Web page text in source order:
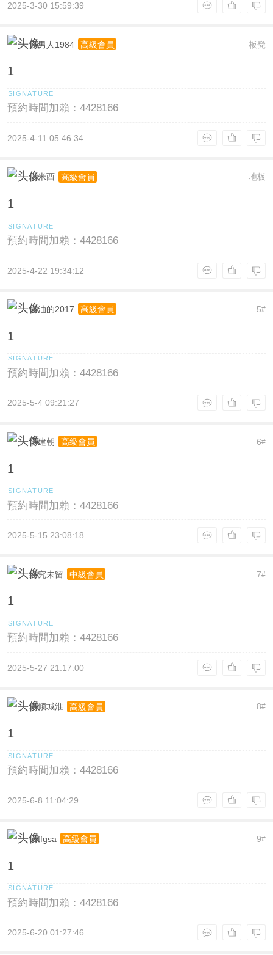
2025-3-30 15:59:39
板凳
风男人1984 高級會員
1
預約時間加賴：4428166
2025-4-11 05:46:34
地板
塔米酉 高級會員
1
預約時間加賴：4428166
2025-4-22 19:34:12
5#
酱油的2017 高級會員
1
預約時間加賴：4428166
2025-5-4 09:21:27
6#
薛建朝 高級會員
1
預約時間加賴：4428166
2025-5-15 23:08:18
7#
终究未留 中級會員
1
預約時間加賴：4428166
2025-5-27 21:17:00
8#
幂倾城淮 高級會員
1
預約時間加賴：4428166
2025-6-8 11:04:29
9#
ssffgsa 高級會員
1
預約時間加賴：4428166
2025-6-20 01:27:46